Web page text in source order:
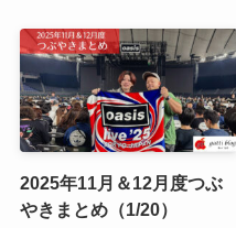
2025年11月＆12月度つぶ
やきまとめ（1/20）